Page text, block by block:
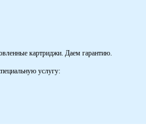
картриджи. Даем гарантию.
услугу: